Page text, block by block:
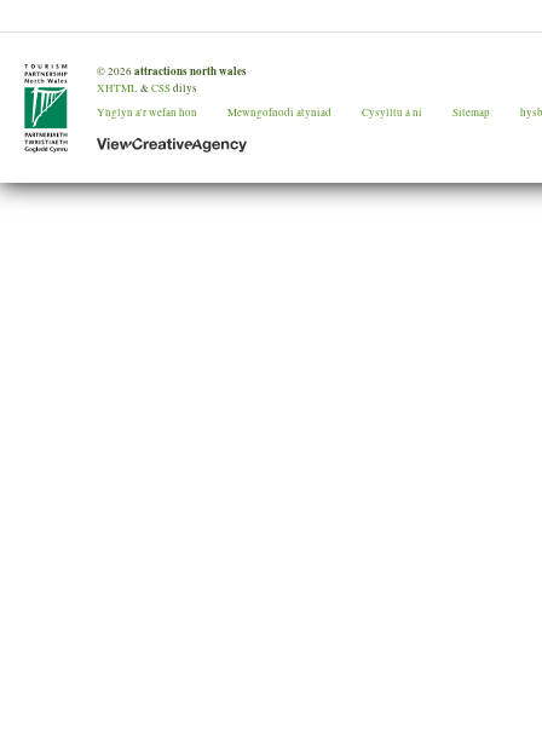
©2026 attractions north wales
XHTML&CSSdilys
Ynglyn a'r wefan hon
Mewngofnodi atyniad Cysylltu a ni Sitemap